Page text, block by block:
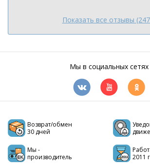
Показать все отзывы
Мы в социальных сетях
Возврат/обмен
30 дней
Мы -
производитель
2011